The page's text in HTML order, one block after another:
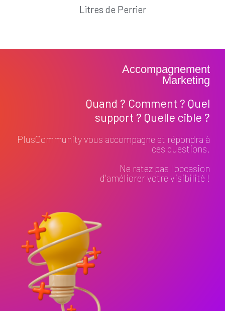
Litres de Perrier
Accompagnement
Marketing
Quand ? Comment ? Quel
support ? Quelle cible ?
PlusCommunity vous accompagne et répondra à
ces questions.
Ne ratez pas l'occasion
d'améliorer votre visibilité !